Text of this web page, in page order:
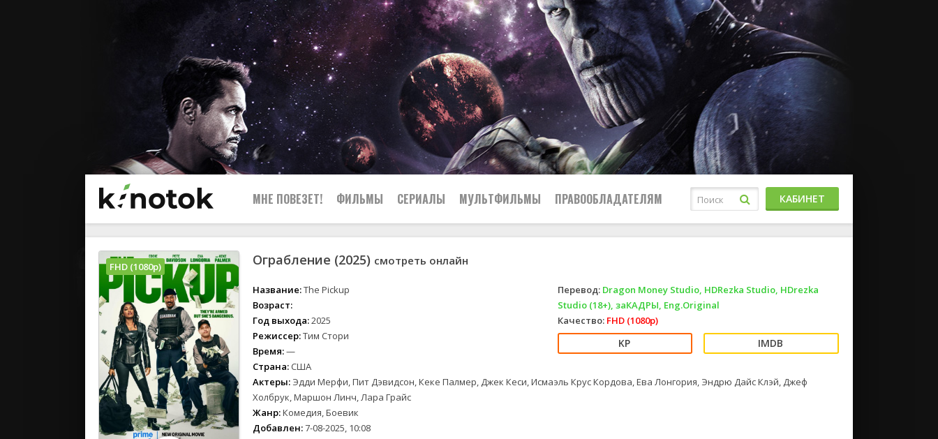
МНЕ ПОВЕЗЕТ! ФИЛЬМЫ СЕРИАЛЫ МУЛЬТФИЛЬМЫ ПРАВООБЛАДАТЕЛЯМ КАБИНЕТ
Ограбление (2025) смотреть онлайн
Название:The Pickup
Возраст:
Год выхода:2025
Режиссер:Тим Стори
Время:—
Страна: США
Перевод: Dragon Money Studio, HDRezka Studio, HDrezka
Studio (18+), заКАДРЫ, Eng.Original
Качество: FHD (1080p)
Актеры: Эдди Мерфи, Пит Дэвидсон, Кеке Палмер, Джек Кеси, Исмаэль Крус Кордова, Ева Лонгория, Эндрю Дайс Клэй, Джеф
Холбрук, Маршон Линч, Лара Грайс
Жанр:Комедия, Боевик
Добавлен:7-08-2025, 10:08
FHD (1080p)